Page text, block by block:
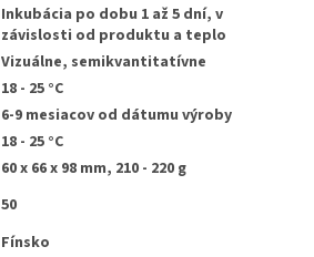
Inkubácia po dobu 1 až 5 dní, v
závislosti od produktu a teplo
Vizuálne, semikvantitatívne
18 - 25 °C
6-9 mesiacov od dátumu výroby
18 - 25 °C
60 x 66 x 98 mm, 210 - 220 g
50
Fínsko